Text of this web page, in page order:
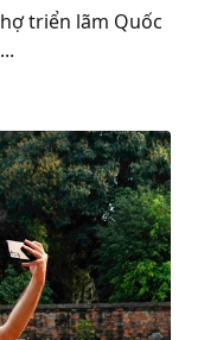
triển lãm Quốc